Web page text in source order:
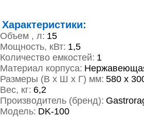
Характеристики:
Объем , л: 15
Мощность, кВт: 1,5
Количество емкостей: 1
Материал корпуса:
Размеры (В х Ш х Г) мм: 580 х
Вес, кг: 6,2
Производитель (бренд):
Модель: DK-100